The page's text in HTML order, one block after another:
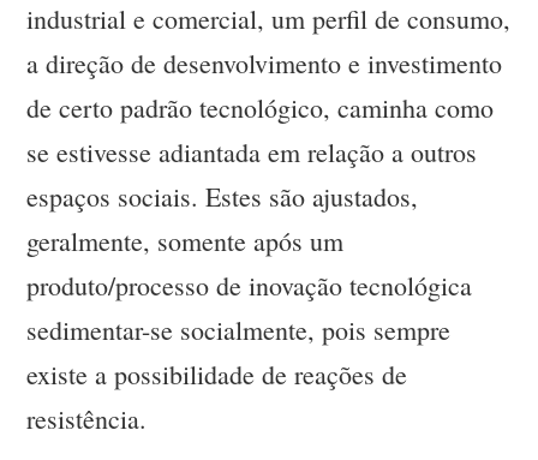
industrial e comercial, um perfil de consumo,
a direção de desenvolvimento e investimento
de certo padrão tecnológico, caminha como
se estivesse adiantada em relação a outros
espaços sociais. Estes são ajustados,
geralmente, somente após um
produto/processo de inovação tecnológica
sedimentar-se socialmente, pois sempre
existe a possibilidade de reações de
resistência.